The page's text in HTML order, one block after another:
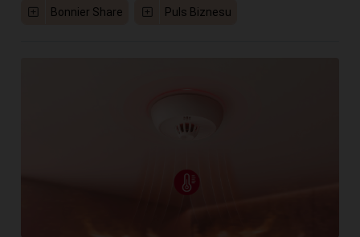
Bonnier Share Puls Biznesu